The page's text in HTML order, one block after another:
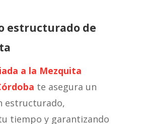
estructurado de
a la Mezquita
te asegura un
estructurado,
tiempo y garantizando